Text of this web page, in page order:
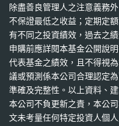
除盡善良管理人之注意義務
不保證最低之收益；定期定
有不同之投資績效，過去之
申購前應詳閱本基金公開說
代表基金之績效，且不得視
議或預測係本公司合理認定
準確及完整性。以上資料、
本公司不負更新之責，本公
文未考量任何特定投資人個